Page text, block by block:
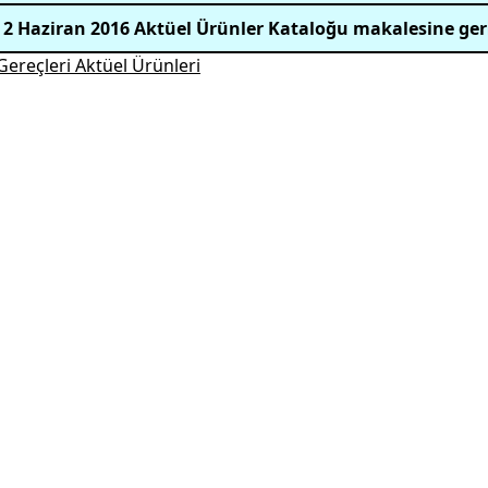
2 Haziran 2016 Aktüel Ürünler Kataloğu makalesine